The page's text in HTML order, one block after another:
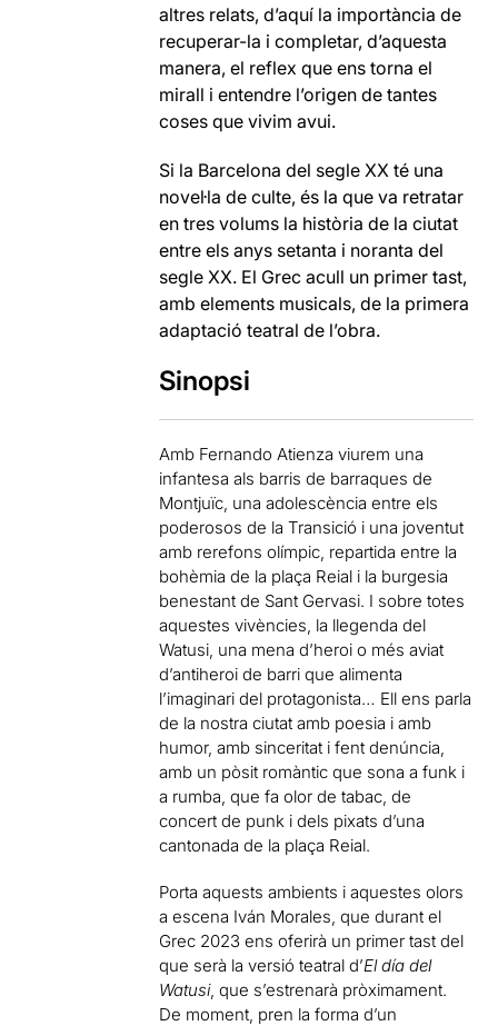
altres relats, d’aquí la importància de
recuperar-la i completar, d’aquesta
manera, el reflex que ens torna el
mirall i entendre l’origen de tantes
coses que vivim avui.
Si la Barcelona del segle XX té una
novel·la de culte, és la que va retratar
en tres volums la història de la ciutat
entre els anys setanta i noranta del
segle XX. El Grec acull un primer tast,
amb elements musicals, de la primera
adaptació teatral de l’obra.
Sinopsi
Amb Fernando Atienza viurem una
infantesa als barris de barraques de
Montjuïc, una adolescència entre els
poderosos de la Transició i una joventut
amb rerefons olímpic, repartida entre la
bohèmia de la plaça Reial i la burgesia
benestant de Sant Gervasi. I sobre totes
aquestes vivències, la llegenda del
Watusi, una mena d’heroi o més aviat
d’antiheroi de barri que alimenta
l’imaginari del protagonista… Ell ens parla
de la nostra ciutat amb poesia i amb
humor, amb sinceritat i fent denúncia,
amb un pòsit romàntic que sona a funk i
a rumba, que fa olor de tabac, de
concert de punk i dels pixats d’una
cantonada de la plaça Reial.
Porta aquests ambients i aquestes olors
a escena Iván Morales, que durant el
Grec 2023 ens oferirà un primer tast del
que serà la versió teatral d’El día del
Watusi, que s’estrenarà pròximament.
De moment, pren la forma d’un